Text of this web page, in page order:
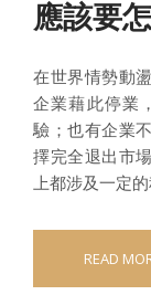
應該要
在世界情勢動
企業藉此停業
驗；也有企業
擇完全退出市
上都涉及一定
READ